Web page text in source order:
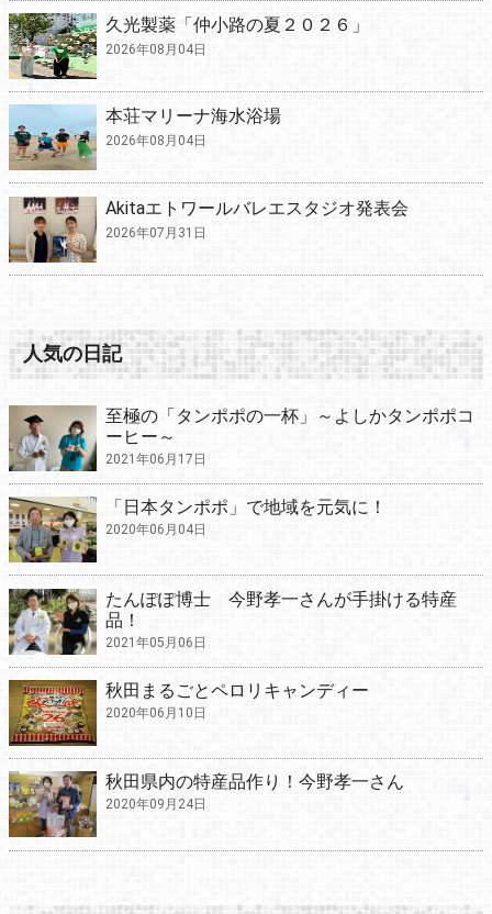
久光製薬「仲小路の夏２０２６」
2026年08月04日
本荘マリーナ海水浴場
2026年08月04日
Akitaエトワールバレエスタジオ発表会
2026年07月31日
人気の日記
至極の「タンポポの一杯」～よしかタンポポコ
ーヒー～
2021年06月17日
「日本タンポポ」で地域を元気に！
2020年06月04日
たんぽぽ博士 今野孝一さんが手掛ける特産
品！
2021年05月06日
秋田まるごとペロリキャンディー
2020年06月10日
秋田県内の特産品作り！今野孝一さん
2020年09月24日